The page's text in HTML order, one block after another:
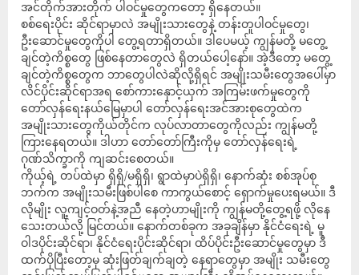
အင်တိုက်အားတိုက် ပါဝင်မှုတွေကတော့ ရှိနေတယ်။
စစ်ရေးပိုင်း ဆိုင်ရာမှာလဲ အမျိုးသားတွေနဲ့ တန်းတူပါဝင်မှုတွေ၊
ဦးဆောင်မှုတွေကိုပါ တွေ့ရတာရှိတယ်။ ဒါပေမယ့် ကျွန်မတို့ မတွေ့
ချင်တဲ့ကိစ္စတွေ ဖြစ်နေတာတွေလဲ ရှိတယ်ပေါ့နော်။ အဲ့ဒီတော့ မတွေ့
ချင်တဲ့ကိစ္စတွေက ဘာတွေပါလဲဆိုလို့ရှိရင် အမျိုးသမီးတွေအပေါ်မှာ
လိင်ပိုင်းဆိုင်ရာအရ စော်ကားနှောင့်ယှက် အကြမ်းဖက်မှုတွေကို
တော်လှန်ရေးနယ်မြေမှာပါ တော်လှန်ရေးအင်အားစုတွေထဲက
အမျိုးသားတွေကိုယ်တိုင်က လုပ်လာတာတွေကိုလည်း ကျွန်မတို့
ကြားနေရတယ်။ ဒါဟာ တော်တော်ကြီးကိုမှ တော်လှန်ရေးရဲ့
ဂုဏ်သိက္ခာကို ကျဆင်းစေတယ်။
ကိုယ့်ရဲ့ တပ်ထဲမှာ ရှိရှိ/မရှိရှိ၊ ရွာထဲမှာပဲရှိရှိ၊ နောက်ဆုံး စစ်အုပ်စု
ဘက်က အမျိုးသမီးဖြစ်ပါစေ ကာကွယ်စောင့် ရှောက်မှုပေးရမယ်။ ဒီ
လိုမျိုး လူ့ကျင့်ဝတ်နဲ့အညီ နေတဲ့ဟာမျိုးကို ကျွန်မတို့တွေ့ရဖို့ လိုနေ
သေးတယ်လို့ မြင်တယ်။ နောက်တစ်ခုက အခုချိန်မှာ နိုင်ငံရေးရဲ့ မူ
ဝါဒပိုင်းဆိုင်ရာ၊ နိုင်ငံရေးပိုင်းဆိုင်ရာ၊ ထိပ်ပိုင်းဦးဆောင်မှုတွေမှာ ဒီ
ထက်ပိုပြီးတော့မှ ဆုံးဖြတ်ချက်ချတဲ့ နေရာတွေမှာ အမျိုး သမီးတွေ